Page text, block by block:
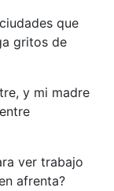
que
gritos de
y mi madre
ver trabajo
afrenta?